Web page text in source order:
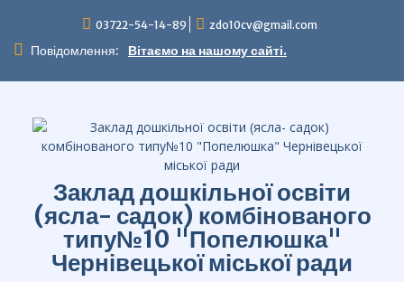
вмісту
03722-54-14-89 zdo10cv@gmail.com
Повідомлення: Вітаємо на нашому сайті.
Заклад дошкільної освіти
(ясла- садок) комбінованого
типу№10 "Попелюшка"
Чернівецької міської ради